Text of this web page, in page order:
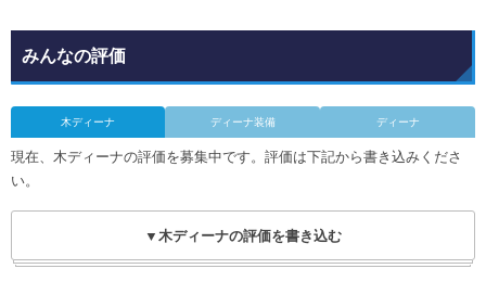
みんなの評価
木ディーナ ディーナ装備 ディーナ
現在、木ディーナの評価を募集中です。評価は下記から書き込みくださ
い。
▼木ディーナの評価を書き込む